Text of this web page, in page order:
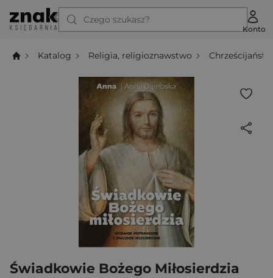
Czego szukasz?
Konto
Katalog Religia, religioznawstwo
Świadkowie Bożego Miłosierdzia